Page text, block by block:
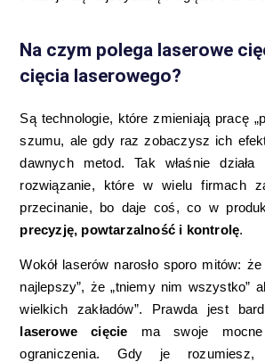
Na czym polega laserowe
cięcia laserowego?
Są technologie, które zmieniają pracę
szumu, ale gdy raz zobaczysz ich
dawnych metod. Tak właśnie działa
rozwiązanie, które w wielu firmach
przecinanie, bo daje coś, co w
precyzję, powtarzalność i kontrolę.
Wokół laserów narosło sporo mitów:
najlepszy”, że „tniemy nim wszystko”
wielkich zakładów”. Prawda jest
laserowe cięcie ma swoje
ograniczenia. Gdy je rozumiesz,